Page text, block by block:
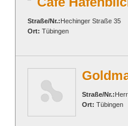
Straße/Nr.:Hechinger Straße 35
Ort: Tübingen
Straße/Nr.:
Ort: Tübingen